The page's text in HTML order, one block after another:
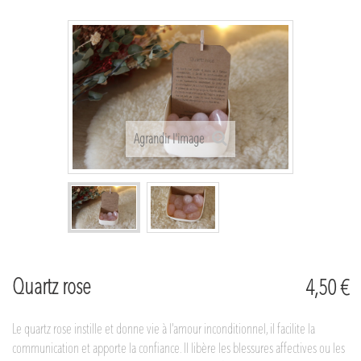
Agrandir l'image
Quartz rose 4,50 €
Le quartz rose instille et donne vie à l’amour inconditionnel, il facilite la
communication et apporte la confiance. Il libère les blessures affectives ou les